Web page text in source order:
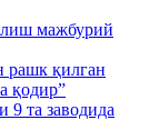
мажбурий
рашк қилган
қодир”
9 та заводида